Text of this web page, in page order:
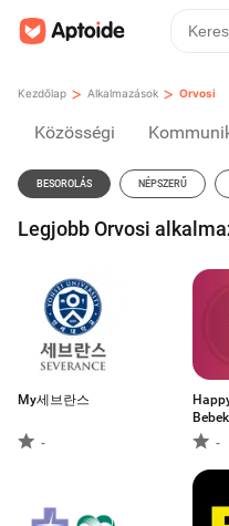
Kezdőlap > Alkalmazások > Orvosi
Közösségi
BESOROLÁS NÉPSZERŰ
Legjobb Orvosi
My세브란스
-
-